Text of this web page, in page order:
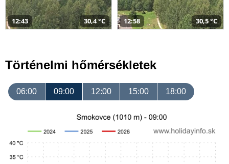
12:43 30,4 °C 12:58 30,5 °C
Történelmi hőmérsékletek
06:00 09:00 12:00 15:00 18:00